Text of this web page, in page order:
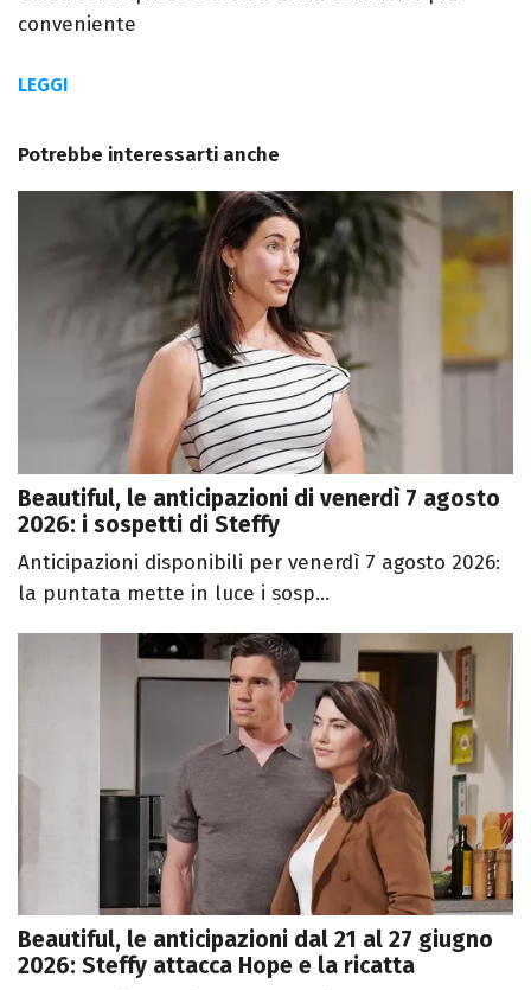
conveniente
LEGGI
Potrebbe interessarti anche
Beautiful, le anticipazioni di venerdì 7 agosto
2026: i sospetti di Steffy
Anticipazioni disponibili per venerdì 7 agosto 2026:
la puntata mette in luce i sosp...
Beautiful, le anticipazioni dal 21 al 27 giugno
2026: Steffy attacca Hope e la ricatta